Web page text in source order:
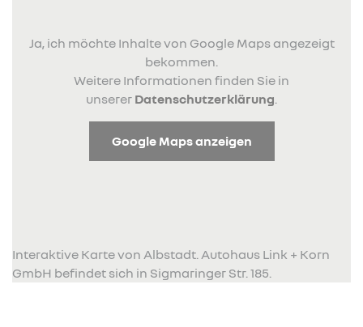
Ja, ich möchte Inhalte von Google Maps angezeigt
bekommen.
Weitere Informationen finden Sie in
unserer Datenschutzerklärung
Google Maps anzeigen
Interaktive Karte von Albstadt. Autohaus Link + Korn
GmbH befindet sich in Sigmaringer Str. 185.